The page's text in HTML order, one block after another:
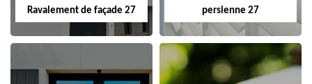
Ravalement de façade 27
persienne 27